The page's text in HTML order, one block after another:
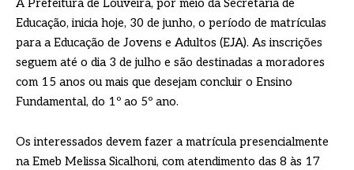
A Prefeitura de Louveira, por meio da Secretaria de
Educação, inicia hoje, 30 de junho, o período de matrículas
para a Educação de Jovens e Adultos (EJA). As inscrições
seguem até o dia 3 de julho e são destinadas a moradores
com 15 anos ou mais que desejam concluir o Ensino
Fundamental, do 1º ao 5º ano.
Os interessados devem fazer a matrícula presencialmente
na Emeb Melissa Sicalhoni, com atendimento das 8 às 17